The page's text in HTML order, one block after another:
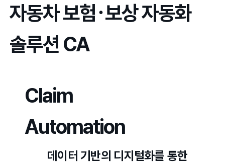
자동차 보험･보상 자동화
솔루션 CA
Claim
Automation
데이터 기반의 디지털화를 통한